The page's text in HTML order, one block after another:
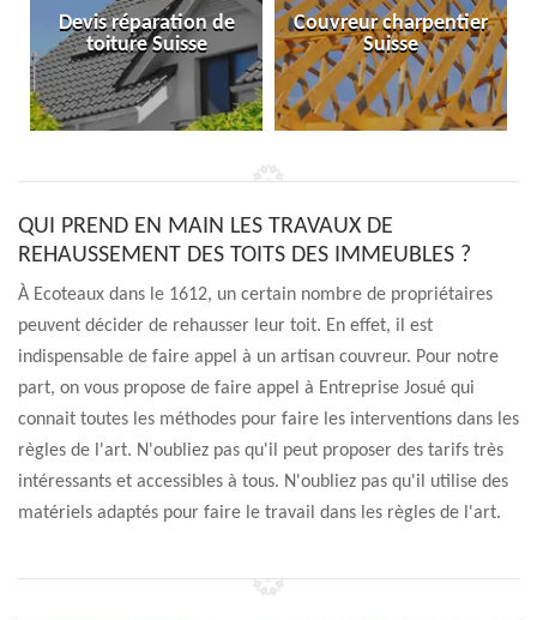
Devis réparation de
toiture Suisse
Couvreur charpentier
Suisse
QUI PREND EN MAIN LES TRAVAUX DE
REHAUSSEMENT DES TOITS DES IMMEUBLES ?
À Ecoteaux dans le 1612, un certain nombre de propriétaires
peuvent décider de rehausser leur toit. En effet, il est
indispensable de faire appel à un artisan couvreur. Pour notre
part, on vous propose de faire appel à Entreprise Josué qui
connait toutes les méthodes pour faire les interventions dans les
règles de l'art. N'oubliez pas qu'il peut proposer des tarifs très
intéressants et accessibles à tous. N'oubliez pas qu'il utilise des
matériels adaptés pour faire le travail dans les règles de l'art.